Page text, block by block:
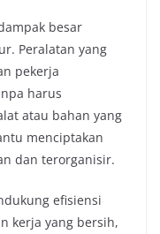
besar
Peralatan yang
pekerja
harus
atau bahan yang
menciptakan
dan terorganisir.
efisiensi
kerja yang bersih,